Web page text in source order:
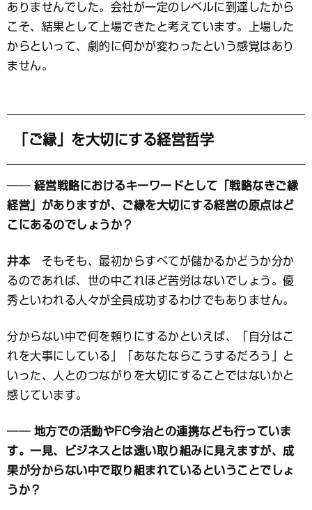
ありませんでした。会社が一定のレベルに到達したから
こそ、結果として上場できたと考えています。上場した
からといって、劇的に何かが変わったという感覚はあり
ません。
「ご縁」を大切にする経営哲学
── 経営戦略におけるキーワードとして「戦略なきご縁
経営」がありますが、ご縁を大切にする経営の原点はど
こにあるのでしょうか？
井本そもそも、最初からすべてが儲かるかどうか分か
るのであれば、世の中これほど苦労はないでしょう。優
秀といわれる人々が全員成功するわけでもありません。
分からない中で何を頼りにするかといえば、「自分はこ
れを大事にしている」「あなたならこうするだろう」と
いった、人とのつながりを大切にすることではないかと
感じています。
── 地方での活動やFC今治との連携なども行っていま
す。一見、ビジネスとは遠い取り組みに見えますが、成
果が分からない中で取り組まれているということでしょ
うか？